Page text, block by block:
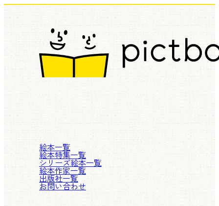
絵本一覧
絵本特集一覧
シリーズ絵本一覧
絵本作家一覧
出版社一覧
お問い合わせ